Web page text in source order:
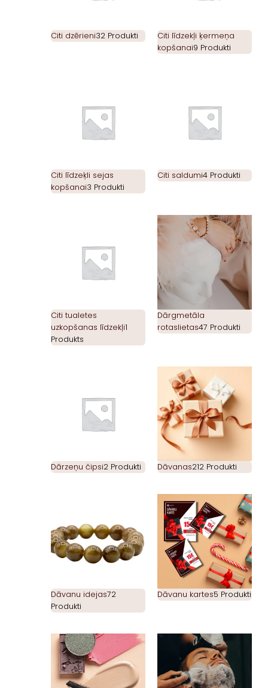
Citi dzērieni32 Produkti
Citi līdzekļi ķermeņa
kopšanai9 Produkti
Citi līdzeķli sejas
kopšanai3 Produkti
Citi saldumi4 Produkti
Citi tualetes
uzkopšanas līdzekļi1
Produkts
Dārgmetāla
rotaslietas47 Produkti
Dārzeņu čipsi2 Produkti Dāvanas212 Produkti
Dāvanu idejas72
Produkti
Dāvanu kartes5 Produkti